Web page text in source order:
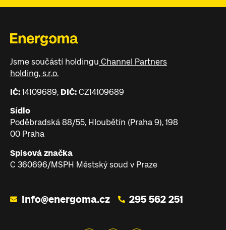
Jsme součástí holdingu Channel Partners
holding, s.r.o.
IČ: 14109689, DIČ: CZ14109689
Sídlo
Poděbradská 88/55, Hloubětín (Praha 9), 198
00 Praha
Spisová značka
C 360696/MSPH Městský soud v Praze
info@energoma.cz 295 562 251